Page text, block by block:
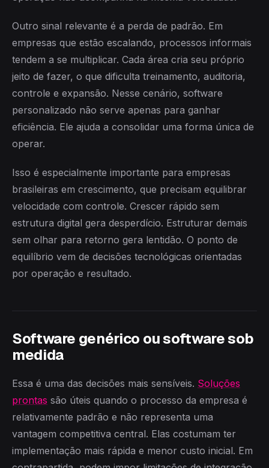
Outro sinal relevante é a perda de padrão. Em
empresas que estão escalando, processos informais
tendem a se multiplicar. Cada área cria seu próprio
jeito de fazer, o que dificulta treinamento, auditoria,
controle e expansão. Nesse cenário, software
personalizado não serve apenas para ganhar
eficiência. Ele ajuda a consolidar uma forma única de
operar.
Isso é especialmente importante para empresas
brasileiras em crescimento, que precisam equilibrar
velocidade com controle. Crescer rápido sem
estrutura digital gera desperdício. Estruturar demais
sem olhar para retorno gera lentidão. O ponto de
equilíbrio vem de decisões tecnológicas orientadas
por operação e resultado.
Software genérico ou software sob
medida
Essa é uma das decisões mais sensíveis. Soluções
prontas são úteis quando o processo da empresa é
relativamente padrão e não representa uma
vantagem competitiva central. Elas costumam ter
implementação mais rápida e menor custo inicial. Em